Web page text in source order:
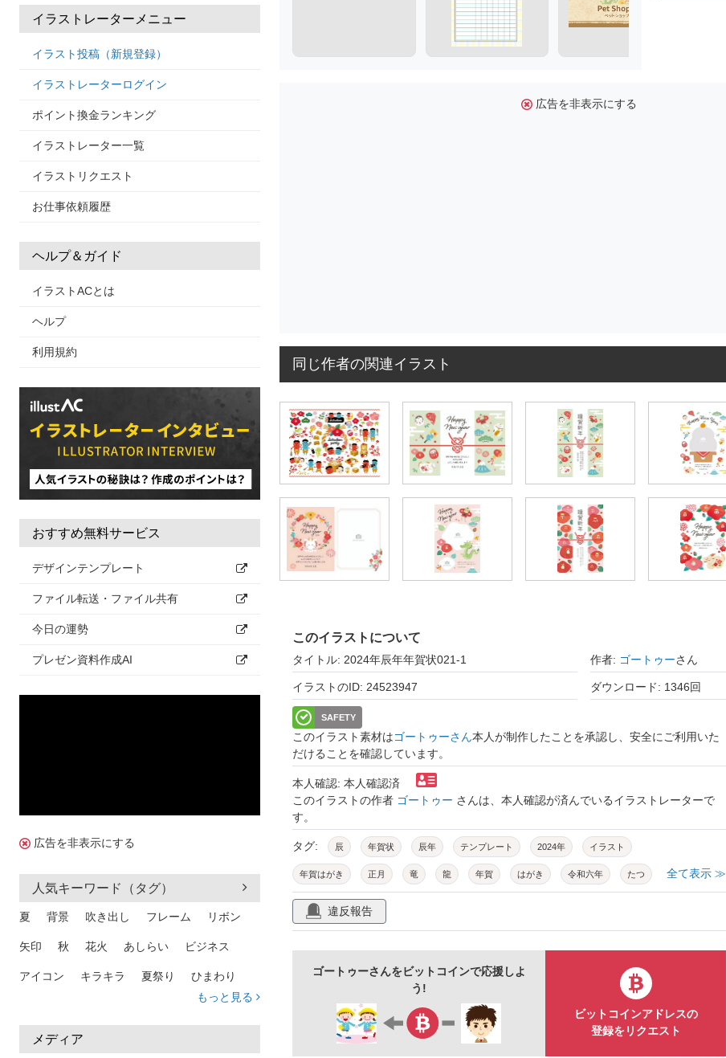
イラストレーターメニュー
イラスト投稿（新規登録）
イラストレーターログイン
ポイント換金ランキング
イラストレーター一覧
イラストリクエスト
お仕事依頼履歴
ヘルプ＆ガイド
イラストACとは
ヘルプ
利用規約
おすすめ無料サービス
デザインテンプレート
ファイル転送・ファイル共有
今日の運勢
プレゼン資料作成AI
広告を非表示にする
人気キーワード（タグ）
夏 背景 吹き出し フレーム リボン
矢印 秋 花火 あしらい ビジネス
アイコン キラキラ 夏祭り ひまわり
熱中症
人物 暑中見舞い
もっと見る
メディア
広告を非表示にする
同じ作者の関連イラスト
このイラストについて
タイトル: 2024年辰年年賀状021-1 作者: ゴートゥーさん
イラストのID: 24523947 ダウンロード: 1346回
SAFETY
このイラスト素材はゴートゥーさん本人が制作したことを承認し、安全にご利用いた
だけることを確認しています。
本人確認: 本人確認済
このイラストの作者 ゴートゥー さんは、本人確認が済んでいるイラストレーターで
す。
タグ: 辰 年賀状 辰年 テンプレート 2024年 イラスト
年賀はがき 正月 竜 龍 年賀 はがき 令和六年 たつ
お正月 2024
手書き 令和6年 飾り 枠 あしらい 冬 笑顔 干支
素材
無料 フレーム
全て表示 ≫
違反報告
ゴートゥーさんをビットコインで応援しよ
う!
ビットコインアドレスの
登録をリクエスト